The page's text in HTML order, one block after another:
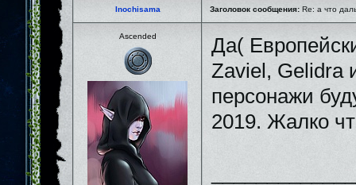
Inochisama Заголовок сообщения: Re: а что
Ascended
Да(
Zaviel, Gelidra
персонажи
2019. Жалко